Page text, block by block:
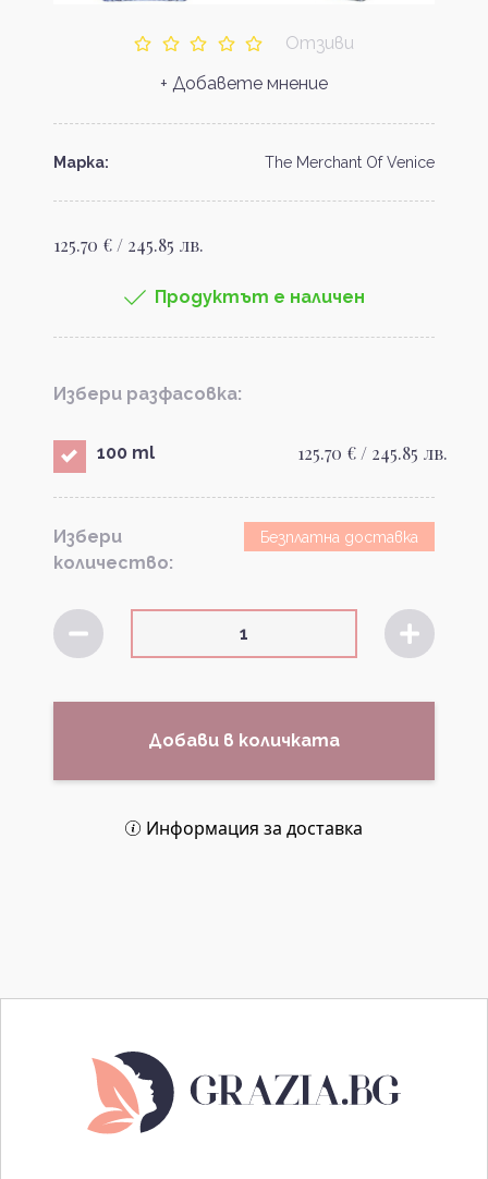
Отзиви
+ Добавете мнение
Марка: The Merchant Of Venice
125.70 € / 245.85 лв.
Продуктът е наличен
Избери разфасовка:
100 ml 125.70 € / 245.85 лв.
Избери
количество:
Безплатна доставка
Добави в количката
Информация за доставка